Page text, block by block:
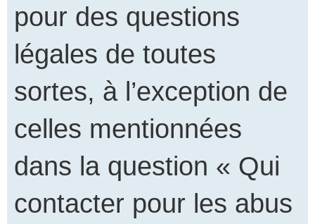
pour des questions
légales de toutes
sortes, à l’exception de
celles mentionnées
dans la question « Qui
contacter pour les abus